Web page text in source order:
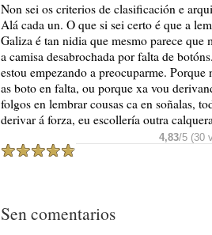
Non sei os criterios de clasificación e
Alá cada un. O que si sei certo é que a
Galiza é tan nidia que mesmo parece que
a camisa desabrochada por falta de
estou empezando a preocuparme.
as boto en falta, ou porque xa vou
folgos en lembrar cousas ca en soñalas,
derivar á forza, eu escollería outra
4,83/5 (30
Sen comentarios